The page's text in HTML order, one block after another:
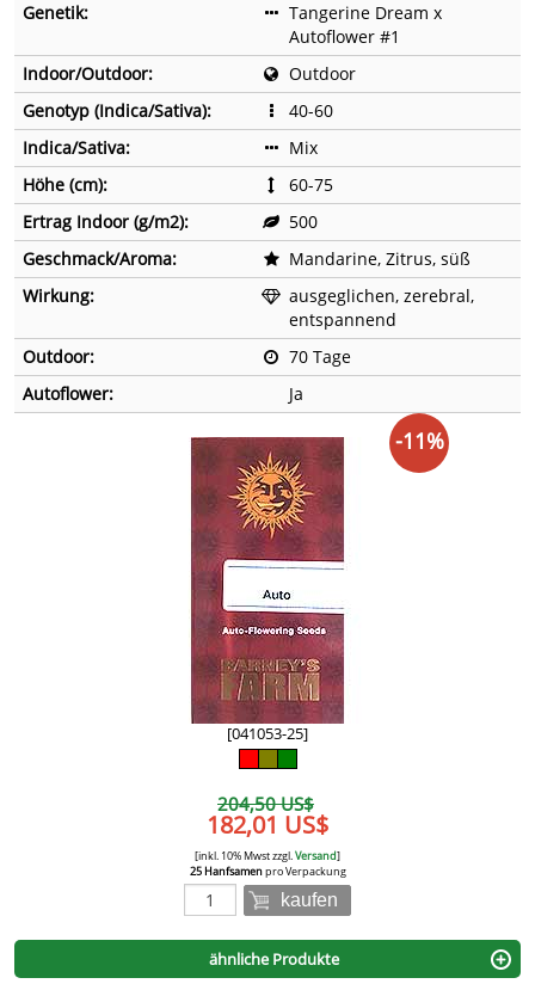
Genetik:
Tangerine Dream x
Autoflower #1
Indoor/Outdoor:
Outdoor
Genotyp (Indica/Sativa):
40-60
Indica/Sativa:
Mix
Höhe (cm):
60-75
Ertrag Indoor (g/m2):
500
Geschmack/Aroma:
Mandarine, Zitrus, süß
Wirkung:
ausgeglichen, zerebral,
entspannend
Outdoor:
70 Tage
Autoflower:
Ja
[041053-25]
204,50 US$
182,01 US$
[inkl. 10% Mwst zzgl.Versand]
25 Hanfsamenpro Verpackung
kaufen
-11%
ähnliche Produkte